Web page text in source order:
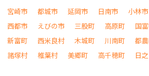
宮崎市 都城市 延岡市 日南市 小林市
西都市
えびの市 三股町 高原町 国
新富町
西米良村 木城町 川南町 都
諸塚村
椎葉村 美郷町 高千穂町 日